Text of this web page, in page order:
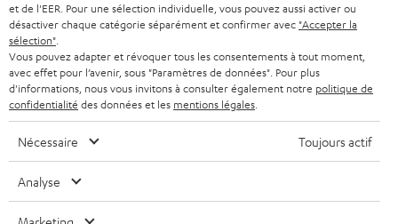
c
h
a
r
g
e
a
b
t
i
o
n
s
r
l
o
r
m
a
t
i
n
D
é
t
a
i
l
c
Votre conseil d'achat personnalisé
(00)800 200 300 40
Lundi-vendredi de 09:00 à 17:00 ; fermé le samedi,
dimanche
et jours fériés.
Support Teufel
Questions fréquemment posées
Faites l’expérience de nos produits de près et
et de l'EER. Pour une sélection individuelle, vous pouvez aussi activer ou
désactiver chaque catégorie séparément et confirmer avec "Accepter la
sélection"
Vous pouvez adapter et révoquer tous les consentements à tout moment,
avec effet pour l’avenir, sous "Paramètres de données". Pour plus
d'informations, nous vous invitons à consulter également notre politique de
confidentialité des données et les mentions légales
Nécessaire Toujours actif
Analyse